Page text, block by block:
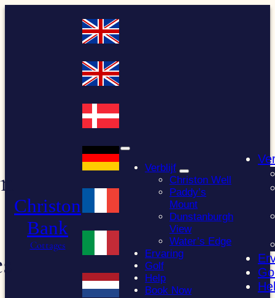
Ga
Christon
Bank
Cottages
Verblijf
Christon Well
Paddy’s
Mount
Dunstanburgh
View
Water’s Edge
Ervaring
Golf
Help
Book Now